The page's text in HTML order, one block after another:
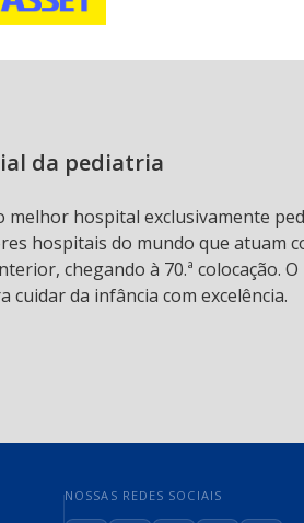
da pediatria
hospital exclusivamente
hospitais do mundo que atuam
chegando à 70.ª colocação.
da infância com excelência.
NOSSAS REDES SOCIAIS